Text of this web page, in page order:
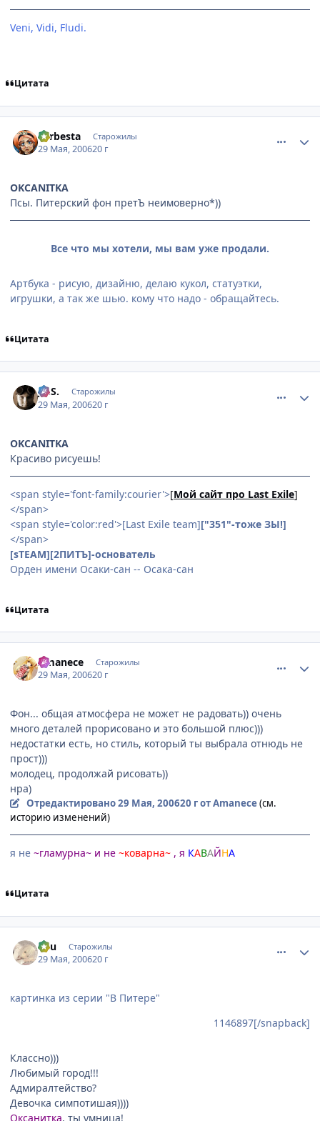
Veni, Vidi, Fludi.
Цитата
Larbesta Старожилы
29 Мая, 200620 г
OKCANITKA
Псы. Питерский фон претЪ неимоверно*))
Все что мы хотели, мы вам уже продали.
Артбука - рисую, дизайню, делаю кукол, статуэтки,
игрушки, а так же шью. кому что надо - обращайтесь.
Цитата
Jo.S. Старожилы
29 Мая, 200620 г
OKCANITKA
Красиво рисуешь!
<span style='font-family:courier'>[Мой сайт про Last Exile]
</span>
<span style='color:red'>[Last Exile team]["351"-тоже ЗЫ!]
</span>
[sTEAM][2ПИТЪ]-основатель
Орден имени Осаки-сан -- Осака-сан
Цитата
Amanece Старожилы
29 Мая, 200620 г
Фон... общая атмосфера не может не радовать)) очень
много деталей прорисовано и это большой плюс)))
недостатки есть, но стиль, который ты выбрала отнюдь не
прост)))
молодец, продолжай рисовать))
нра)
Отредактировано29 Мая, 200620 гот Amanece(см.
историю изменений)
я не ~гламурна~ и не ~коварна~ , я КАВАЙНА
Цитата
linu Старожилы
29 Мая, 200620 г
картинка из серии "В Питере"
1146897[/snapback]
Классно)))
Любимый город!!!
Адмиралтейство?
Девочка симпотишая))))
Оксанитка, ты умница!